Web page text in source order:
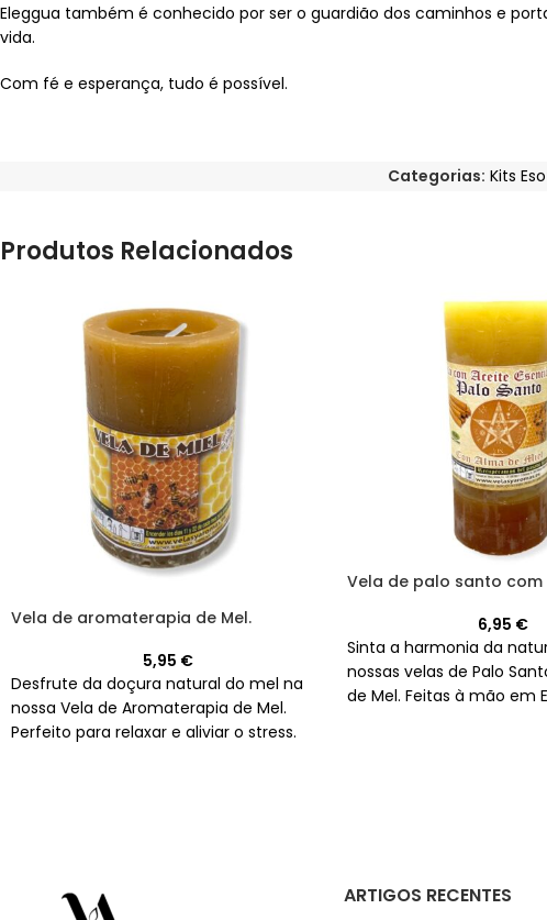
Eleggua também é conhecido por ser o guardião dos caminhos e
vida.
Com fé e esperança, tudo é possível.
Categorias: Kits
Produtos Relacionados
Vela de aromaterapia de Mel.
5,95 €
Desfrute da doçura natural do mel na
nossa Vela de Aromaterapia de Mel.
Perfeito para relaxar e aliviar o stress.
Vela de palo santo com
6,95 €
Sinta a harmonia da
nossas velas de Palo
de Mel. Feitas à mão em
ARTIGOS RECENTES